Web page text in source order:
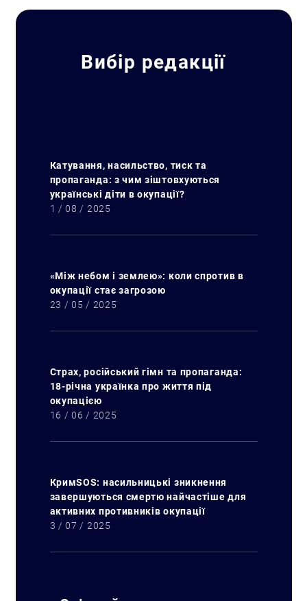
Вибір редакції
Катування, насильство, тиск та
пропаганда: з чим зіштовхуються
українські діти в окупації?
1 / 08 / 2025
«Між небом і землею»: коли спротив в
окупації стає загрозою
23 / 05 / 2025
Страх, російський гімн та пропаганда:
18-річна українка про життя під
окупацією
16 / 06 / 2025
КримSOS: насильницькі зникнення
завершуються смертю найчастіше для
активних противників окупації
3 / 07 / 2025